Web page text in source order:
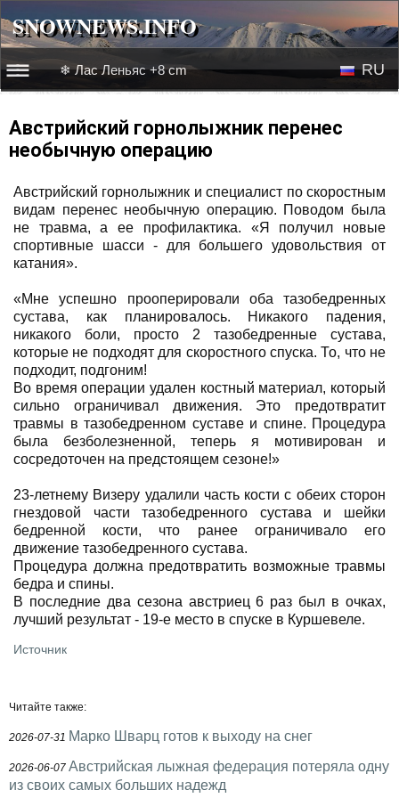
SNOWNEWS.INFO
☰☰
Веб-камеры
Лыжное видео
❄ Лас Леньяс +8 cm RU
Австрийский горнолыжник перенес
необычную операцию
Австрийский горнолыжник и специалист по скоростным
видам перенес необычную операцию. Поводом была
не травма, а ее профилактика. «Я получил новые
спортивные шасси - для большего удовольствия от
катания».
«Мне успешно прооперировали оба тазобедренных
сустава, как планировалось. Никакого падения,
никакого боли, просто 2 тазобедренные сустава,
которые не подходят для скоростного спуска. То, что не
подходит, подгоним!
Во время операции удален костный материал, который
сильно ограничивал движения. Это предотвратит
травмы в тазобедренном суставе и спине. Процедура
была безболезненной, теперь я мотивирован и
сосредоточен на предстоящем сезоне!»
23-летнему Визеру удалили часть кости с обеих сторон
гнездовой части тазобедренного сустава и шейки
бедренной кости, что ранее ограничивало его
движение тазобедренного сустава.
Процедура должна предотвратить возможные травмы
бедра и спины.
В последние два сезона австриец 6 раз был в очках,
лучший результат - 19-е место в спуске в Куршевеле.
Источник
Читайте также:
2026-07-31 Марко Шварц готов к выходу на снег
2026-06-07 Австрийская лыжная федерация потеряла одну
из своих самых больших надежд